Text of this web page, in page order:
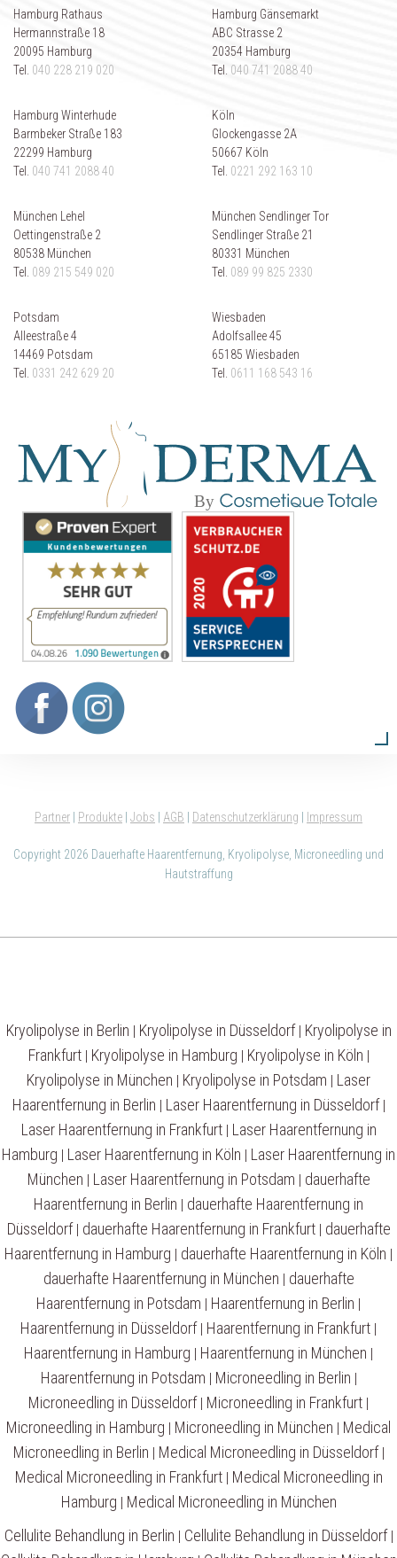
Hamburg Rathaus
Hermannstraße 18
20095 Hamburg
Tel. 040 228 219 020
Hamburg Gänsemarkt
ABC Strasse 2
20354 Hamburg
Tel. 040 741 2088 40
Hamburg Winterhude
Barmbeker Straße 183
22299 Hamburg
Tel. 040 741 2088 40
Köln
Glockengasse 2A
50667 Köln
Tel. 0221 292 163 10
München Lehel
Oettingenstraße 2
80538 München
Tel. 089 215 549 020
München Sendlinger Tor
Sendlinger Straße 21
80331 München
Tel. 089 99 825 2330
Potsdam
Alleestraße 4
14469 Potsdam
Tel. 0331 242 629 20
Wiesbaden
Adolfsallee 45
65185 Wiesbaden
Tel. 0611 168 543 16
Partner Produkte Jobs AGB Datenschutzerklärung Impressum
Copyright 2026 Dauerhafte Haarentfernung, Kryolipolyse, Microneedling und
Hautstraffung
Kryolipolyse in Berlin | Kryolipolyse in Düsseldorf| Kryolipolyse in
Frankfurt| Kryolipolyse in Hamburg | Kryolipolyse in Köln |
Kryolipolyse in München | Kryolipolyse in Potsdam | Laser
Haarentfernung in Berlin | Laser Haarentfernung in Düsseldorf|
Laser Haarentfernung in Frankfurt| Laser Haarentfernung in
Hamburg | Laser Haarentfernung in Köln | Laser Haarentfernung in
München | Laser Haarentfernung in Potsdam | dauerhafte
Haarentfernung in Berlin | dauerhafte Haarentfernung in
Düsseldorf| dauerhafte Haarentfernung in Frankfurt| dauerhafte
Haarentfernung in Hamburg | dauerhafte Haarentfernung in Köln |
dauerhafte Haarentfernung in München | dauerhafte
Haarentfernung in Potsdam | Haarentfernung in Berlin |
Haarentfernung in Düsseldorf | Haarentfernung in Frankfurt |
Haarentfernung in Hamburg | Haarentfernung in München |
Haarentfernung in Potsdam | Microneedling in Berlin |
Microneedling in Düsseldorf | Microneedling in Frankfurt |
Microneedling in Hamburg | Microneedling in München | Medical
Microneedling in Berlin | Medical Microneedling in Düsseldorf|
Medical Microneedling in Frankfurt| Medical Microneedling in
Hamburg | Medical Microneedling in München
Cellulite Behandlung in Berlin | Cellulite Behandlung in Düsseldorf|